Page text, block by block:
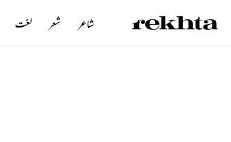
شاعر شعر لغت